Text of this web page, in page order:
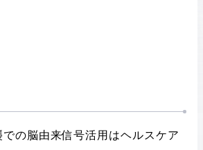
、チェック済みの応募前確認事項
資料9は最大3ぺージまで提出可能
での脳由来信号活用はヘルスケア